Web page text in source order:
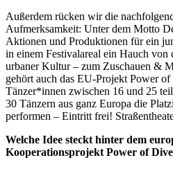
Außerdem rücken wir die
Aufmerksamkeit: Unter dem Motto
Aktionen und Produktionen für ein
in einem Festivalareal ein Hauch von
urbaner Kultur – zum Zuschauen &
gehört auch das EU-Projekt Power
Tänzer*innen zwischen 16 und 25
30 Tänzern aus ganz Europa die
performen – Eintritt frei!
Welche Idee steckt hinter dem
Kooperationsprojekt Power of